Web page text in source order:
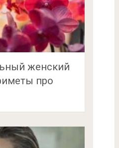
женский
про